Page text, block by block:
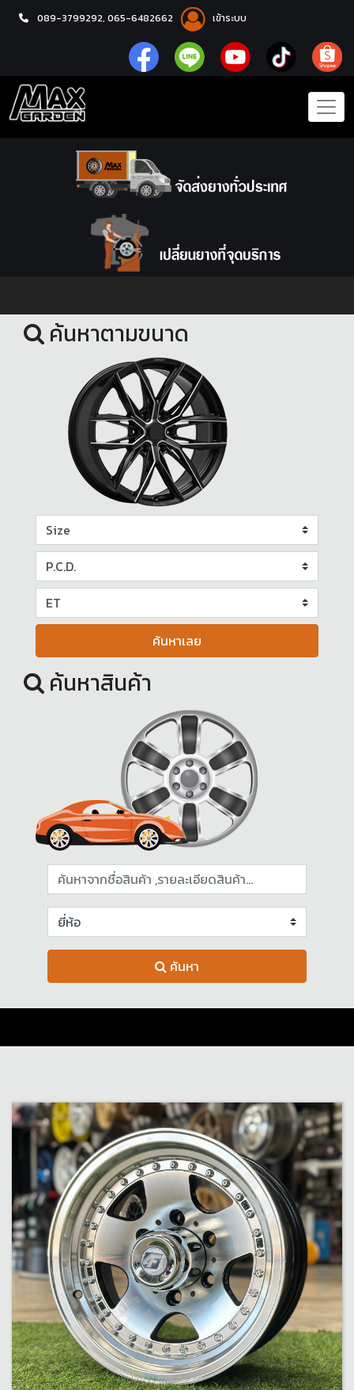
089-3799292, 065-6482662 เข้าระบบ
หน้าแรก
ค้นหาตามขนาด
ค้นหาเลย
ค้นหาสินค้า
ค้นหา